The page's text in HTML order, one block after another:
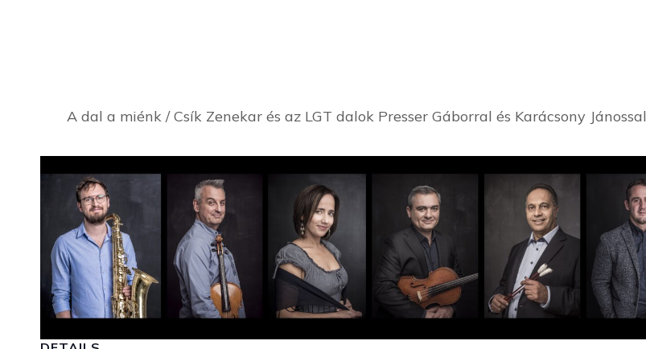
A dal a miénk / Csík Zenekar és az LGT dalok Presser Gáborral és Karácsony Jánossal